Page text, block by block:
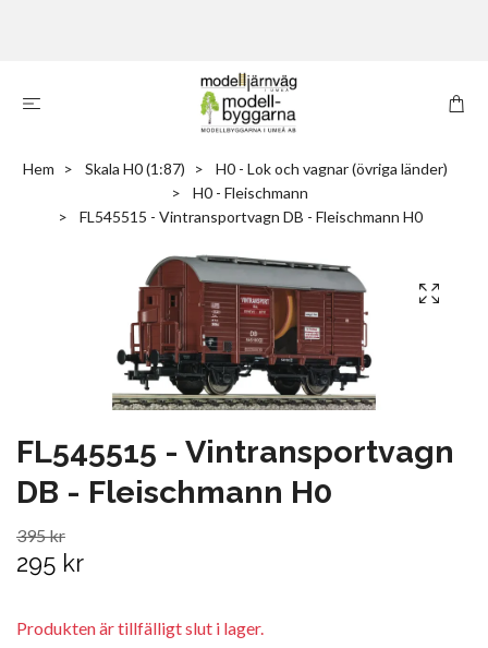
Hem Skala H0 (1:87)
H0 - Lok och vagnar (övriga länder)
H0 - Fleischmann
FL545515 - Vintransportvagn DB - Fleischmann H0
FL545515 - Vintransportvagn
DB - Fleischmann H0
395 kr
295 kr
Produkten är tillfälligt slut i lager.